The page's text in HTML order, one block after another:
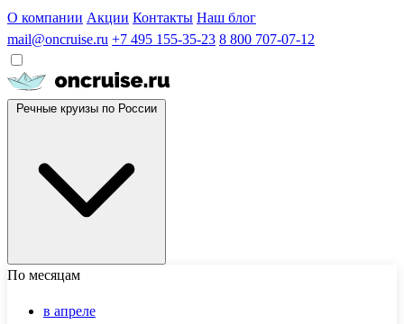
О компании Акции Контакты Наш блог
mail@oncruise.ru +7 495 155-35-23 8 800 707-07-12
По месяцам
в апреле